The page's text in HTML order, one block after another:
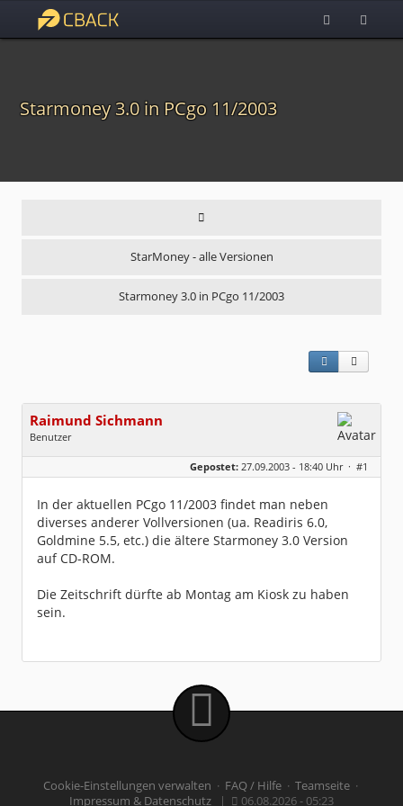
Starmoney 3.0 in PCgo 11/2003
StarMoney - alle Versionen
Starmoney 3.0 in PCgo 11/2003
Raimund Sichmann
Benutzer
Geschlecht:
keine Angabe
Dabei seit:
08 / 2002
Gepostet: 27.09.2003 - 18:40 Uhr · #1
In der aktuellen PCgo 11/2003 findet man neben
diverses anderer Vollversionen (ua. Readiris 6.0,
Goldmine 5.5, etc.) die ältere Starmoney 3.0 Version
auf CD-ROM.
Die Zeitschrift dürfte ab Montag am Kiosk zu haben
sein.
Cookie-Einstellungen verwalten · FAQ / Hilfe· Teamseite·
Impressum & Datenschutz | 06.08.2026 - 05:23